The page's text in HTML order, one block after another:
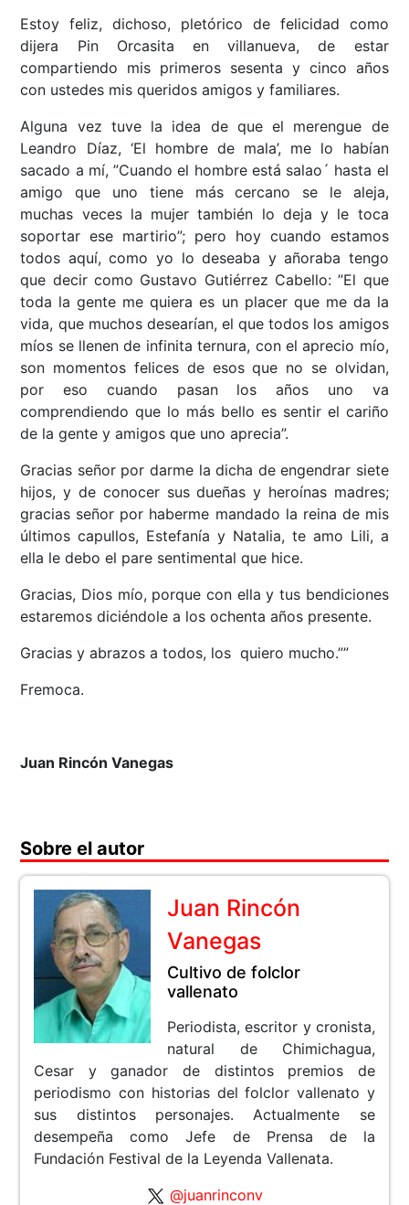
Estoy feliz, dichoso, pletórico de felicidad como
dijera Pin Orcasita en villanueva, de estar
compartiendo mis primeros sesenta y cinco años
con ustedes mis queridos amigos y familiares.
Alguna vez tuve la idea de que el merengue de
Leandro Díaz, ‘El hombre de mala’, me lo habían
sacado a mí, ”Cuando el hombre está salao´ hasta el
amigo que uno tiene más cercano se le aleja,
muchas veces la mujer también lo deja y le toca
soportar ese martirio”; pero hoy cuando estamos
todos aquí, como yo lo deseaba y añoraba tengo
que decir como Gustavo Gutiérrez Cabello: ”El que
toda la gente me quiera es un placer que me da la
vida, que muchos desearían, el que todos los amigos
míos se llenen de infinita ternura, con el aprecio mío,
son momentos felices de esos que no se olvidan,
por eso cuando pasan los años uno va
comprendiendo que lo más bello es sentir el cariño
de la gente y amigos que uno aprecia”.
Gracias señor por darme la dicha de engendrar siete
hijos, y de conocer sus dueñas y heroínas madres;
gracias señor por haberme mandado la reina de mis
últimos capullos, Estefanía y Natalia, te amo Lili, a
ella le debo el pare sentimental que hice.
Gracias, Dios mío, porque con ella y tus bendiciones
estaremos diciéndole a los ochenta años presente.
Gracias y abrazos a todos, los quiero mucho.””
Fremoca.
Juan Rincón Vanegas
Sobre el autor
Juan Rincón
Vanegas
Cultivo de folclor
vallenato
Periodista, escritor y cronista,
natural de Chimichagua,
Cesar y ganador de distintos premios de
periodismo con historias del folclor vallenato y
sus distintos personajes. Actualmente se
desempeña como Jefe de Prensa de la
Fundación Festival de la Leyenda Vallenata.
@juanrinconv